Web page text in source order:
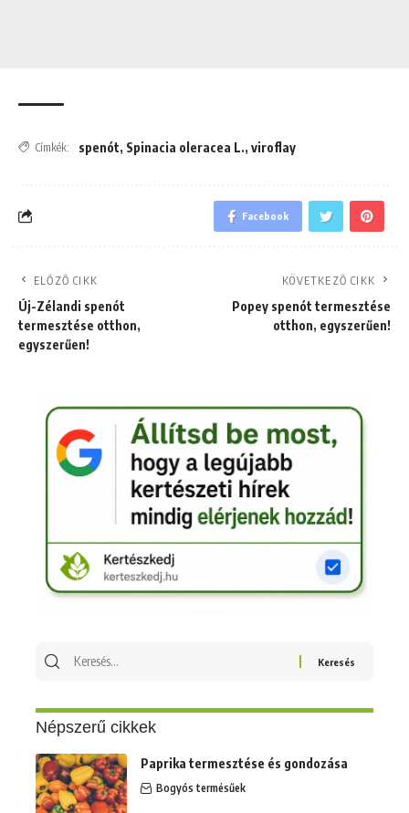
Címkék: spenót, Spinacia oleracea L., viroflay
Facebook
ELŐZŐ CIKK
Új-Zélandi spenót
termesztése otthon,
egyszerűen!
KÖVETKEZŐ CIKK
Popey spenót termesztése
otthon, egyszerűen!
Keresés
Népszerű cikkek
Paprika termesztése és gondozása
Bogyós termésűek